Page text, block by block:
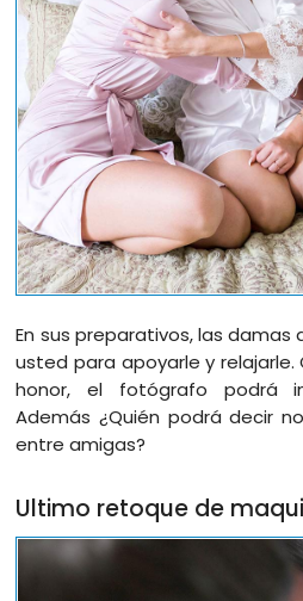
En sus preparativos, las
usted para apoyarle y
honor, el fotógrafo podrá
Además ¿Quién podrá decir
entre amigas?
Ultimo retoque de